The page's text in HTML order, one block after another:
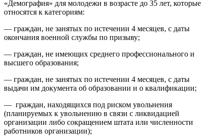
«Демография» для молодежи в возрасте до 35 лет, которые
относятся к категориям:
— граждан, не занятых по истечении 4 месяцев, с даты
окончания военной службы по призыву;
— граждан, не имеющих среднего профессионального и
высшего образования;
— граждан, не занятых по истечении 4 месяцев, с даты
выдачи им документа об образовании и о квалификации;
— граждан, находящихся под риском увольнения
(планируемых к увольнению в связи с ликвидацией
организации либо сокращением штата или численности
работников организации);